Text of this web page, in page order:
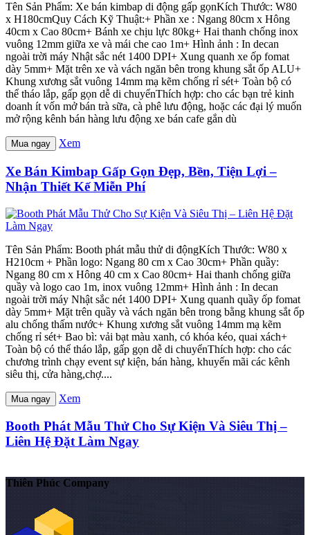
Tên Sản Phẩm: Xe bán kimbap di động gấp gọnKích Thước: W80
x H180cmQuy Cách Kỹ Thuật:+ Phần xe : Ngang 80cm x Hông
40cm x Cao 80cm+ Bánh xe chịu lực 80kg+ Hai thanh chống inox
vuông 12mm giữa xe và mái che cao 1m+ Hình ảnh : In decan
ngoài trời máy Nhật sắc nét 1400 DPI+ Xung quanh xe ốp fomat
dày 5mm+ Mặt trên xe và vách ngăn bên trong khung sắt ốp ALU+
Khung xương sắt vuông 14mm mạ kẽm chống rỉ sét+ Toàn bộ có
thể tháo lắp, gấp gọn dễ di chuyểnThích hợp: cho các bạn trẻ kinh
doanh ít vốn mở bán trà sữa, cà phê lưu động, hoặc các đại lý muốn
mở rộng kênh bán hàng lưu động xe bán cafe gắn dù
Mua ngay Xem
Xe Bán Kimbap Gấp Gọn Đẹp, Bền, Tiện Lợi –
Nhận Thiết Kế Miễn Phí
Tên Sản Phẩm: Booth phát mẫu thử di độngKích Thước: W80 x
H210cm + Phần logo: Ngang 80 cm x Cao 30cm+ Phần quầy:
Ngang 80 cm x Hông 40 cm x Cao 80cm+ Hai thanh chống giữa
quầy và logo cao 1m, inox vuông 12mm+ Hình ảnh : In decan
ngoài trời máy Nhật sắc nét 1400 DPI+ Xung quanh quầy ốp fomat
dày 5mm+ Mặt trên quầy và vách ngăn bên trong bằng khung sắt ốp
alu chống thấm nước+ Khung xương sắt vuông 14mm mạ kẽm
chống rỉ sét+ Bao bì: vải bạt màu xanh, có khóa kéo, quai xách+
Toàn bộ có thể tháo lắp, gấp gọn dễ di chuyểnThích hợp: cho các
chương trình chạy event sự kiện, bán hàng, khuyến mãi các kênh
siêu thị, cửa hàng,chợ....
Mua ngay Xem
Booth Phát Mẫu Thử Cho Sự Kiện Và Siêu Thị –
Liên Hệ Đặt Làm Ngay
Thiên Phúc Company